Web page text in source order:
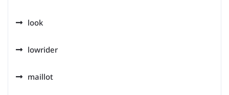
look
lowrider
maillot